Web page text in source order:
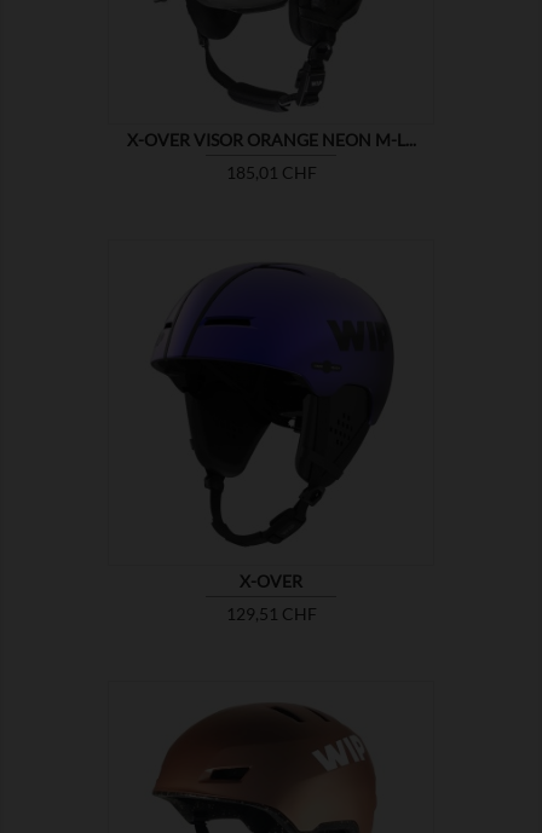
X-OVER VISOR ORANGE NEON M-L...
Preis
185,01 CHF
X-OVER
Preis
129,51 CHF
